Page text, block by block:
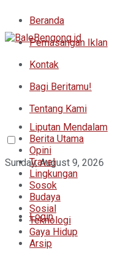
Beranda
Pemasangan Iklan
Kontak
Bagi Beritamu!
Tentang Kami
Sunday, August 9, 2026
Login
Liputan Mendalam
Berita Utama
Opini
Travel
Lingkungan
Sosok
Budaya
Sosial
Teknologi
Gaya Hidup
Arsip